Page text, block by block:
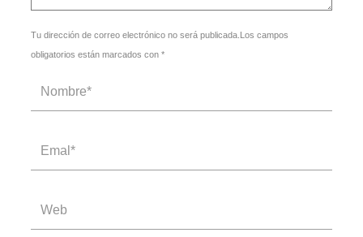
Tu dirección de correo electrónico no será publicada.Los campos
obligatorios están marcados con *